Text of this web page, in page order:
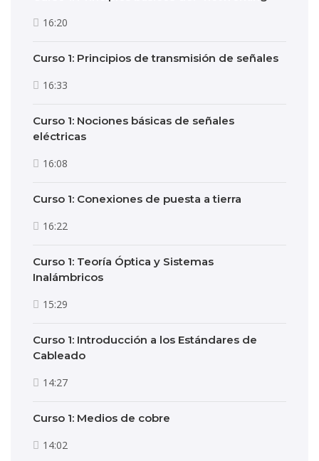
16:20
Curso 1: Principios de transmisión de señales
16:33
Curso 1: Nociones básicas de señales
eléctricas
16:08
Curso 1: Conexiones de puesta a tierra
16:22
Curso 1: Teoría Óptica y Sistemas
Inalámbricos
15:29
Curso 1: Introducción a los Estándares de
Cableado
14:27
Curso 1: Medios de cobre
14:02